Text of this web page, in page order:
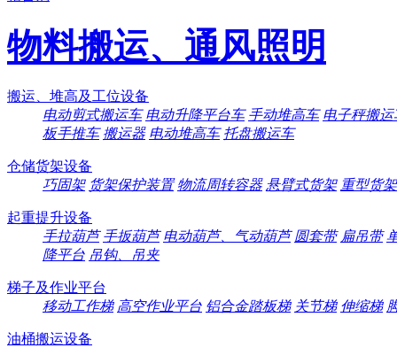
物料搬运、通风照明
搬运、堆高及工位设备
电动剪式搬运车 电动升降平台车 手动堆高车 电子秤搬运
板手推车 搬运器 电动堆高车 托盘搬运车
仓储货架设备
巧固架 货架保护装置 物流周转容器 悬臂式货架 重型货架
起重提升设备
手拉葫芦 手扳葫芦 电动葫芦、气动葫芦 圆套带 扁吊带
降平台 吊钩、吊夹
梯子及作业平台
移动工作梯 高空作业平台 铝合金踏板梯 关节梯 伸缩梯
油桶搬运设备